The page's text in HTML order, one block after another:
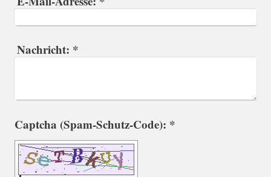
Nachricht: *
Captcha (Spam-Schutz-Code): *